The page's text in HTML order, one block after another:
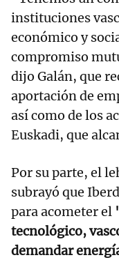
instituciones
económico y
compromiso
dijo Galán, que
aportación de
así como de los
Euskadi, que
Por su parte, el
subrayó que
para acometer el
tecnológico,
demandar